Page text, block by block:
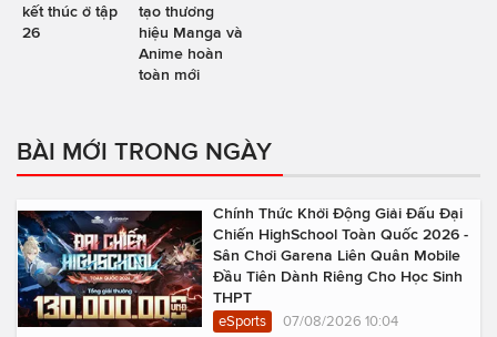
kết thúc ở tập
26
tạo thương
hiệu Manga và
Anime hoàn
toàn mới
BÀI MỚI TRONG NGÀY
Chính Thức Khởi Động Giải Đấu Đại
Chiến HighSchool Toàn Quốc 2026 -
Sân Chơi Garena Liên Quân Mobile
Đầu Tiên Dành Riêng Cho Học Sinh
THPT
eSports 07/08/2026 10:04